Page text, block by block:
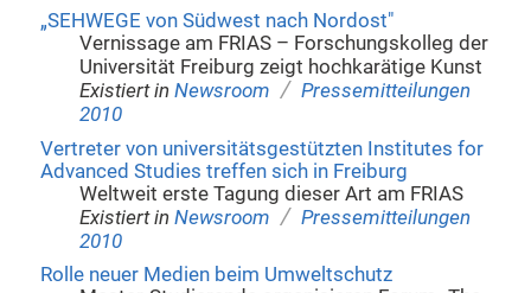
„SEHWEGE von Südwest nach Nordost"
Vernissage am FRIAS – Forschungskolleg der
Universität Freiburg zeigt hochkarätige Kunst
Existiert in Newsroom / Pressemitteilungen
2010
Vertreter von universitätsgestützten Institutes for
Advanced Studies treffen sich in Freiburg
Weltweit erste Tagung dieser Art am FRIAS
Existiert in Newsroom / Pressemitteilungen
2010
Rolle neuer Medien beim Umweltschutz